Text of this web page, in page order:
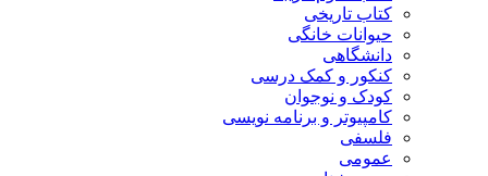
کتاب تاریخی
حیوانات خانگی
دانشگاهی
کنکور و کمک‌ درسی
کودک و نوجوان
کامپیوتر و برنامه نویسی
فلسفی
عمومی